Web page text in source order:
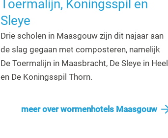
Toermalijn, Koningsspil en
Sleye
Drie scholen in Maasgouw zijn dit najaar aan
de slag gegaan met composteren, namelijk
De Toermalijn in Maasbracht, De Sleye in Heel
en De Koningsspil Thorn.
meer over wormenhotels Maasgouw